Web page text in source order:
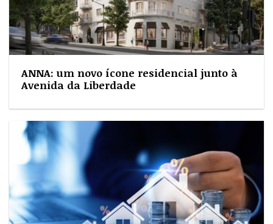
ANNA: um novo ícone residencial junto à
Avenida da Liberdade